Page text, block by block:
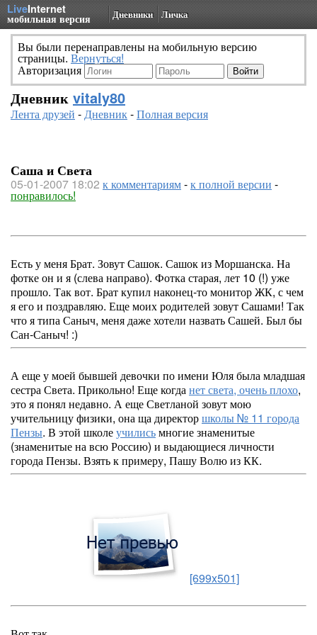
LiveInternet
мобильная версия Дневники Личка
Вы были перенаправлены на мобильную версию
страницы. Вернуться!
Авторизация
Дневник vitaly80
Лента друзей -Дневник-Полная версия
Саша и Света
05-01-2007 18:02 к комментариям-к полной версии -
понравилось!
Есть у меня Брат. Зовут Сашок. Сашок из Моршанска. На
фотке он и я (слева направо). Фотка старая, лет 10 (!) уже
прошло. Так вот. Брат купил наконец-то монитор ЖК, с чем
я его и поздравляю. Еще моих родителей зовут Сашами! Так
что я типа Саныч, меня даже хотели назвать Сашей. Был бы
Сан-Саныч! :)
А еще у моей бывшей девочки по имени Юля была младшая
сестра Света. Прикольно! Еще когданет света, очень плохо,
это я понял недавно. А еще Светланой зовут мою
учительницу физики, она ща директоршколы № 11 города
Пензы. В этой школеучилисьмногие знаменитые
(знаменитые на всю Россию) и выдающиеся личности
города Пензы. Взять к примеру, Пашу Волю из КК.
[699x501]